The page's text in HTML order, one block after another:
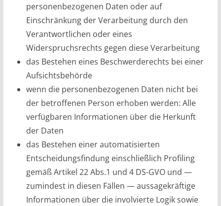
personenbezogenen Daten oder auf
Einschränkung der Verarbeitung durch den
Verantwortlichen oder eines
Widerspruchsrechts gegen diese Verarbeitung
das Bestehen eines Beschwerderechts bei einer
Aufsichtsbehörde
wenn die personenbezogenen Daten nicht bei
der betroffenen Person erhoben werden: Alle
verfügbaren Informationen über die Herkunft
der Daten
das Bestehen einer automatisierten
Entscheidungsfindung einschließlich Profiling
gemäß Artikel 22 Abs.1 und 4 DS-GVO und —
zumindest in diesen Fällen — aussagekräftige
Informationen über die involvierte Logik sowie